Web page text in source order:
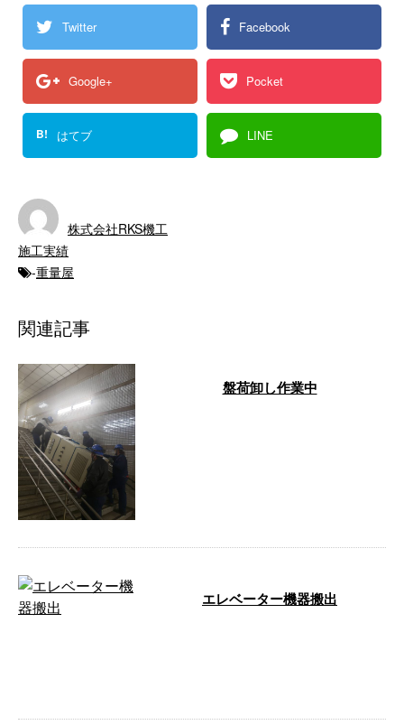
Twitter Facebook
Google+ Pocket
B! はてブ LINE
株式会社RKS機工
施工実績
-重量屋
関連記事
盤荷卸し作業中
エレベーター機器搬出